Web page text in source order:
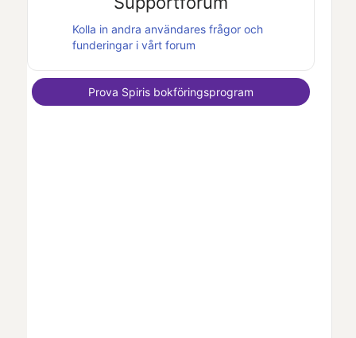
Kolla in andra användares frågor och
funderingar i vårt forum
Prova Spiris bokföringsprogram